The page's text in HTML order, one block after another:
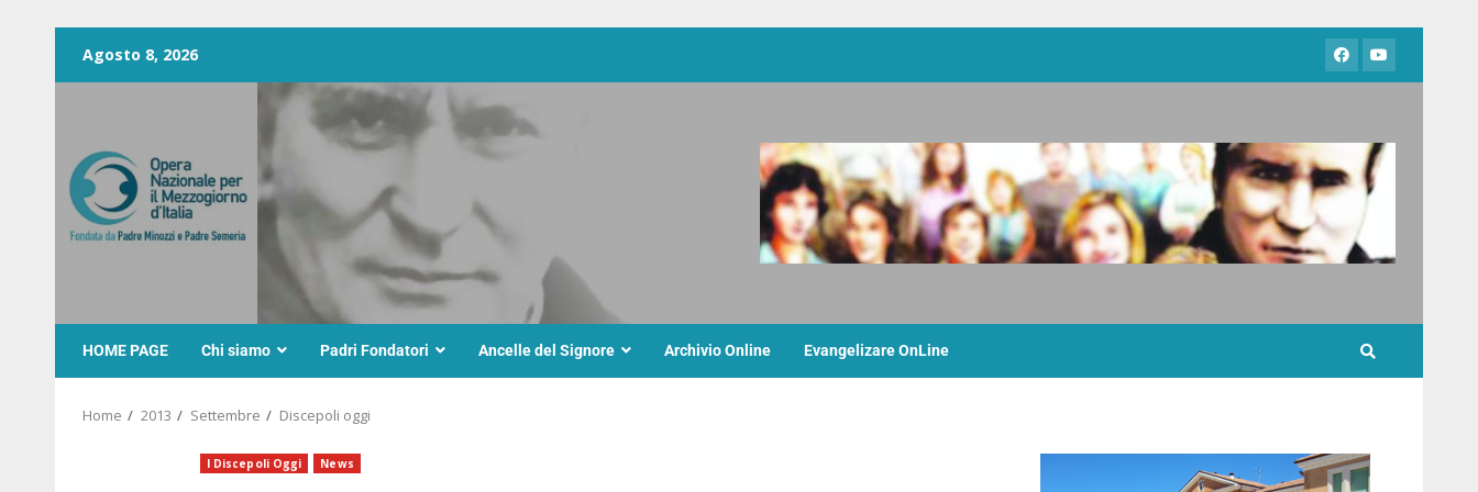
Agosto 8, 2026
HOME PAGE Chi siamo Padri Fondatori Ancelle del Signore Archivio Online Evangelizare OnLine
Home 2013 Settembre Discepoli oggi
I Discepoli Oggi News